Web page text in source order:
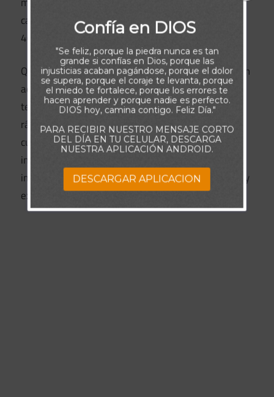
cansado y llenará tu vida con Su poder (Isaías
40:29).
Querido hermano y hermana, si no tienes una visión
adecuada de quién es realmente el Padre, te verás
tentado a confiar en ti mismo, y eso agotará
rápidamente toda tu energía y esperanza. Pero
cuando tu confianza se basa en el carácter
incomparable de Dios, puedes estar alegre sin
importar la prueba que venga. Así que confía en Él y
experimenta la fuente de vida para la que te creó.
Confía en DIOS
"Se feliz, porque la piedra nunca es tan
grande si confías en Dios, porque las
injusticias acaban pagándose, porque el dolor
se supera, porque el coraje te levanta, porque
el miedo te fortalece, porque los errores te
hacen aprender y porque nadie es perfecto.
DIOS hoy, camina contigo. Feliz Día."
PARA RECIBIR NUESTRO MENSAJE CORTO
DEL DÍA EN TU CELULAR, DESCARGA
NUESTRA APLICACIÓN ANDROID.
DESCARGAR APLICACION